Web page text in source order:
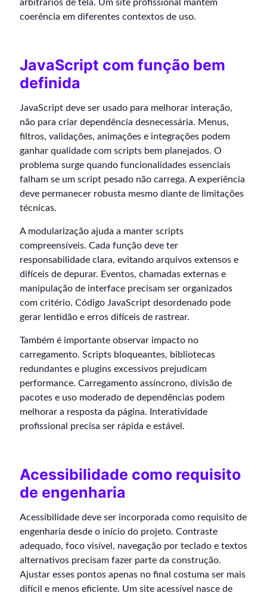
arbitrários de tela. Um site profissional mantém
coerência em diferentes contextos de uso.
JavaScript com função bem
definida
JavaScript deve ser usado para melhorar interação,
não para criar dependência desnecessária. Menus,
filtros, validações, animações e integrações podem
ganhar qualidade com scripts bem planejados. O
problema surge quando funcionalidades essenciais
falham se um script pesado não carrega. A experiência
deve permanecer robusta mesmo diante de limitações
técnicas.
A modularização ajuda a manter scripts
compreensíveis. Cada função deve ter
responsabilidade clara, evitando arquivos extensos e
difíceis de depurar. Eventos, chamadas externas e
manipulação de interface precisam ser organizados
com critério. Código JavaScript desordenado pode
gerar lentidão e erros difíceis de rastrear.
Também é importante observar impacto no
carregamento. Scripts bloqueantes, bibliotecas
redundantes e plugins excessivos prejudicam
performance. Carregamento assíncrono, divisão de
pacotes e uso moderado de dependências podem
melhorar a resposta da página. Interatividade
profissional precisa ser rápida e estável.
Acessibilidade como requisito
de engenharia
Acessibilidade deve ser incorporada como requisito de
engenharia desde o início do projeto. Contraste
adequado, foco visível, navegação por teclado e textos
alternativos precisam fazer parte da construção.
Ajustar esses pontos apenas no final costuma ser mais
difícil e menos eficiente. Um site acessível nasce de